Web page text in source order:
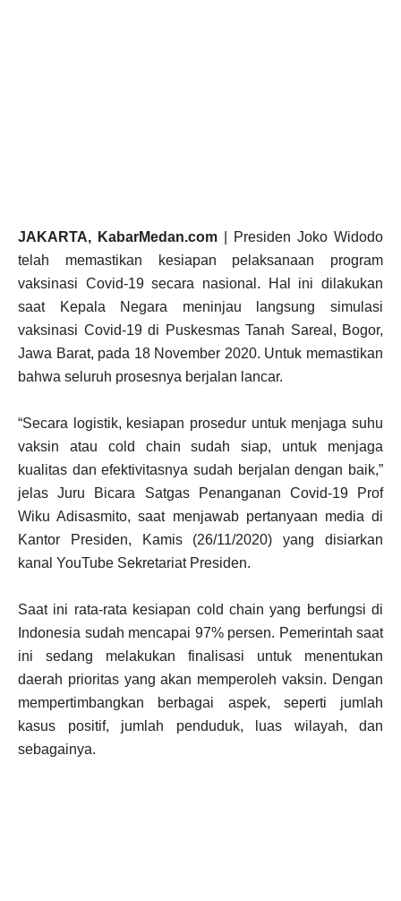
JAKARTA, KabarMedan.com | Presiden Joko Widodo
telah memastikan kesiapan pelaksanaan program
vaksinasi Covid-19 secara nasional. Hal ini dilakukan
saat Kepala Negara meninjau langsung simulasi
vaksinasi Covid-19 di Puskesmas Tanah Sareal, Bogor,
Jawa Barat, pada 18 November 2020. Untuk memastikan
bahwa seluruh prosesnya berjalan lancar.
“Secara logistik, kesiapan prosedur untuk menjaga suhu
vaksin atau cold chain sudah siap, untuk menjaga
kualitas dan efektivitasnya sudah berjalan dengan baik,”
jelas Juru Bicara Satgas Penanganan Covid-19 Prof
Wiku Adisasmito, saat menjawab pertanyaan media di
Kantor Presiden, Kamis (26/11/2020) yang disiarkan
kanal YouTube Sekretariat Presiden.
Saat ini rata-rata kesiapan cold chain yang berfungsi di
Indonesia sudah mencapai 97% persen. Pemerintah saat
ini sedang melakukan finalisasi untuk menentukan
daerah prioritas yang akan memperoleh vaksin. Dengan
mempertimbangkan berbagai aspek, seperti jumlah
kasus positif, jumlah penduduk, luas wilayah, dan
sebagainya.